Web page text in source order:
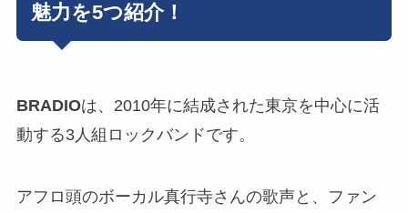
魅力を5つ紹介！
BRADIOは、2010年に結成された東京を中心に活
動する3人組ロックバンドです。
アフロ頭のボーカル真行寺さんの歌声と、ファン